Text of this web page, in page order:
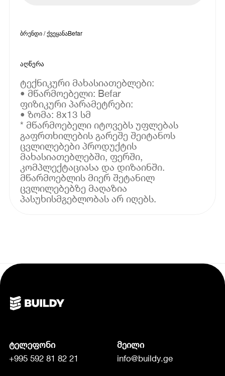
ბრენდი / ქვეყანაBefar
აღწერა
ტექნიკური მახასიათებლები:
• მწარმოებელი: Befar
ფიზიკური პარამეტრები:
• ზომა: 8x13 სმ
* მწარმოებელი იტოვებს უფლებას
გაფრთხილების გარეშე შეიტანოს
ცვლილებები პროდუქტის
მახასიათებლებში, ფერში,
კომპლექტაციასა და დიზაინში.
მწარმოებლის მიერ შეტანილ
ცვლილებებზე მაღაზია
პასუხისმგებლობას არ იღებს.
ტელეფონი
+995 592 81 82 21
მეილი
info@buildy.ge